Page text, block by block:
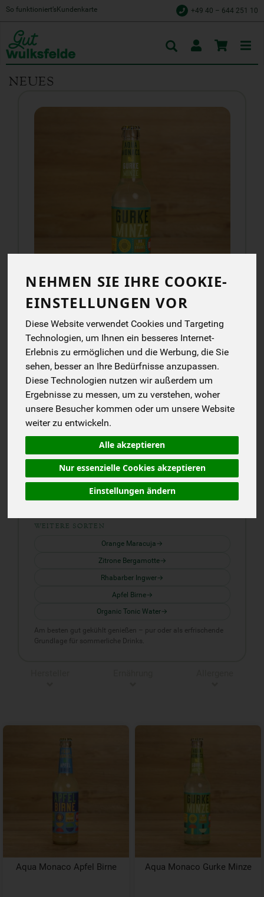
NEHMEN SIE IHRE COOKIE-
EINSTELLUNGEN VOR
Diese Website verwendet Cookies und Targeting
Technologien, um Ihnen ein besseres Internet-
Erlebnis zu ermöglichen und die Werbung, die Sie
sehen, besser an Ihre Bedürfnisse anzupassen.
Diese Technologien nutzen wir außerdem um
Ergebnisse zu messen, um zu verstehen, woher
unsere Besucher kommen oder um unsere Website
weiter zu entwickeln.
Alle akzeptieren
Nur essenzielle Cookies akzeptieren
Einstellungen ändern
So funktioniert’s Kundenkarte +49 40 – 644 251 10
NEUES
AQUA MONACO GURKE MINZE
Ein kohlensäurehaltiges Erfrischungsgetränk mit
der außergewöhnlichen Kombination aus Gurke,
Minze und einem Hauch Chili. Frisch, leicht und
besonders an warmen Tagen eine aromatische
Abwechslung.
Zuerst entfalten sich die frischen Aromen von
Minze. Im Abgang sorgt Chili für eine feine, dezente Schärfe.
Die bewusst schlicht gehaltene Rezeptur konzentriert sich
ganz auf den Geschmack.
Jetzt entdecken
Bio Mit Kohlensäure Gurke & Minze Feine Chilinote
WEITERE SORTEN
Orange Maracuja
Zitrone Bergamotte
Rhabarber Ingwer
Apfel Birne
Organic Tonic Water
Am besten gut gekühlt genießen – pur oder als erfrischende
Grundlage für sommerliche Drinks.
Aqua Monaco Apfel Birne Aqua Monaco Gurke Minze
Toggle
cart